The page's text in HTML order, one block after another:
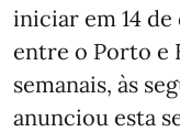
iniciar em 14
entre o Porto e
semanais, às
anunciou esta